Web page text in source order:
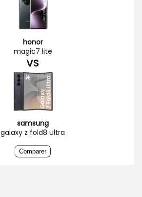
honor
magic7 lite
VS
samsung
galaxy z fold8 ultra
Comparer